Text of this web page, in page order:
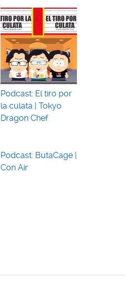
Podcast: El tiro por
la culata | Tokyo
Dragon Chef
Podcast: ButaCage |
Con Air